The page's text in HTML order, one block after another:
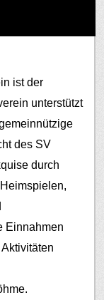
ist der
unterstützt
des SV
durch
Einnahmen